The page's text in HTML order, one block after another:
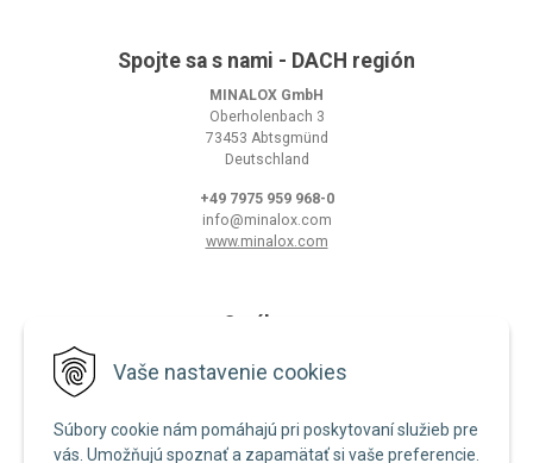
Vaše nastavenie cookies
Súbory cookie nám pomáhajú pri poskytovaní služieb pre
vás. Umožňujú spoznať a zapamätať si vaše preferencie.
Spojte sa s nami - DACH región
MINALOX GmbH
Oberholenbach 3
73453 Abtsgmünd
Deutschland
+49 7975 959 968-0
info@minalox.com
www.minalox.com
O nákupe
Zásady používania cookies